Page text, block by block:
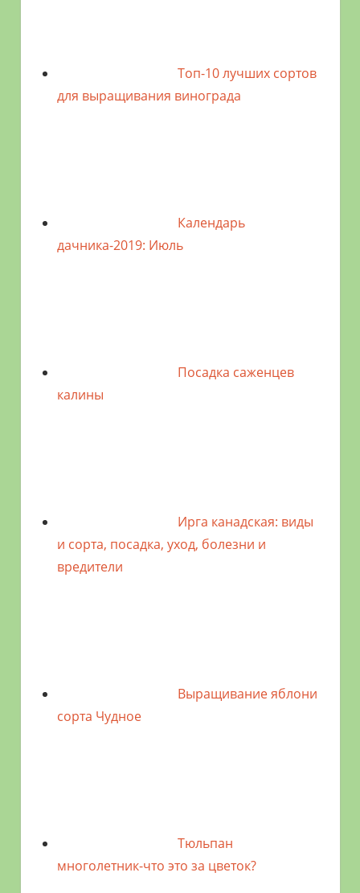
Топ-10 лучших сортов
для выращивания винограда
Календарь
дачника-2019: Июль
Посадка саженцев
калины
Ирга канадская: виды
и сорта, посадка, уход, болезни и
вредители
Выращивание яблони
сорта Чудное
Тюльпан
многолетник-что это за цветок?